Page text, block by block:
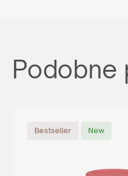
Podobne
Bestseller New